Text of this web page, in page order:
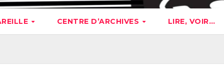
CENTRE D’ARCHIVES LIRE, VOIR…